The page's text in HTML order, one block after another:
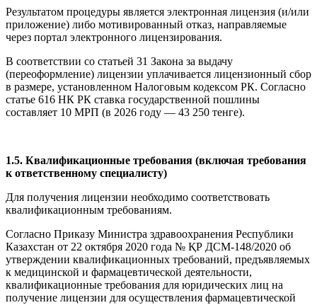
Результатом процедуры является электронная лицензия (и/или
приложение) либо мотивированный отказ, направляемые
через портал электронного лицензирования.
В соответствии со статьей 31 Закона за выдачу
(переоформление) лицензии уплачивается лицензионный сбор
в размере, установленном Налоговым кодексом РК. Согласно
статье 616 НК РК ставка государственной пошлины
составляет 10 МРП (в 2026 году — 43 250 тенге).
1.5. Квалификационные требования (включая требования
к ответственному специалисту)
Для получения лицензии необходимо соответствовать
квалификационным требованиям.
Согласно Приказу Министра здравоохранения Республики
Казахстан от 22 октября 2020 года № ҚР ДСМ-148/2020 об
утверждении квалификационных требований, предъявляемых
к медицинской и фармацевтической деятельности,
квалификационные требования для юридических лиц на
получение лицензии для осуществления фармацевтической